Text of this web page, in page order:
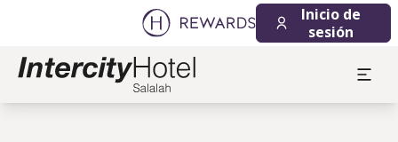
Inicio de
sesión